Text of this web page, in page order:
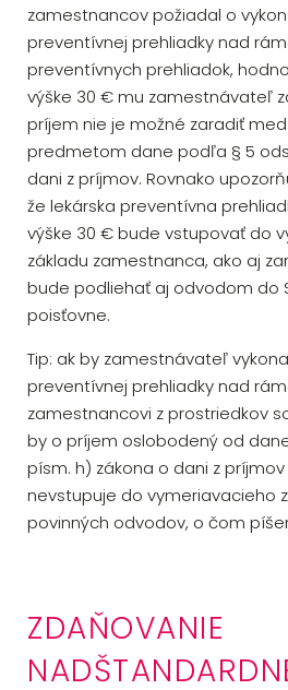
zamestnancov požiadal o
preventívnej prehliadky nad
preventívnych prehliadok,
výške 30 € mu zamestnávateľ
príjem nie je možné zaradiť
predmetom dane podľa § 5
dani z príjmov. Rovnako
že lekárska preventívna
výške 30 € bude vstupovať do
základu zamestnanca, ako aj
bude podliehať aj odvodom do
poisťovne.
Tip: ak by zamestnávateľ
preventívnej prehliadky nad
zamestnancovi z prostriedkov
by o príjem oslobodený od
písm. h) zákona o dani z
nevstupuje do vymeriavacieho
povinných odvodov, o čom
ZDAŇOVANIE